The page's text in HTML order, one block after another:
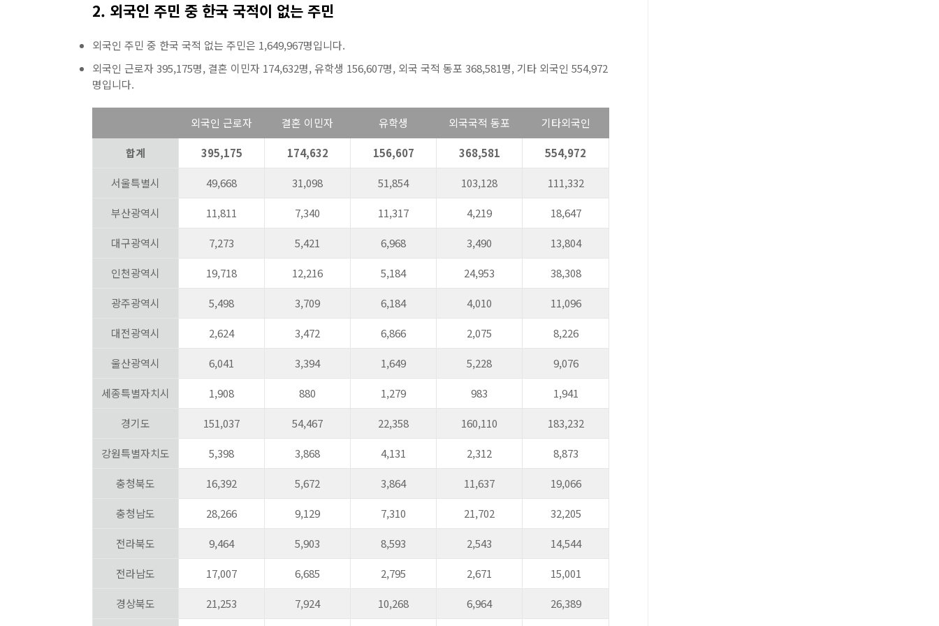
2. 외국인 주민 중 한국 국적이 없는 주민
외국인 주민 중 한국 국적 없는 주민은 1,649,967명입니다.
외국인 근로자 395,175명, 결혼 이민자 174,632명, 유학생 156,607명, 외국 국적 동포 368,581명, 기타 외국인 554,972
명입니다.
외국인 근로자 결혼 이민자 유학생 외국국적 동포 기타외국인
합계 395,175 174,632 156,607 368,581 554,972
서울특별시 49,668 31,098 51,854 103,128 111,332
부산광역시 11,811 7,340 11,317 4,219 18,647
대구광역시 7,273 5,421 6,968 3,490 13,804
인천광역시 19,718 12,216 5,184 24,953 38,308
광주광역시 5,498 3,709 6,184 4,010 11,096
대전광역시 2,624 3,472 6,866 2,075 8,226
울산광역시 6,041 3,394 1,649 5,228 9,076
세종특별자치시 1,908 880 1,279 983 1,941
경기도 151,037 54,467 22,358 160,110 183,232
강원특별자치도 5,398 3,868 4,131 2,312 8,873
충청북도 16,392 5,672 3,864 11,637 19,066
충청남도 28,266 9,129 7,310 21,702 32,205
전라북도 9,464 5,903 8,593 2,543 14,544
전라남도 17,007 6,685 2,795 2,671 15,001
경상북도 21,253 7,924 10,268 6,964 26,389